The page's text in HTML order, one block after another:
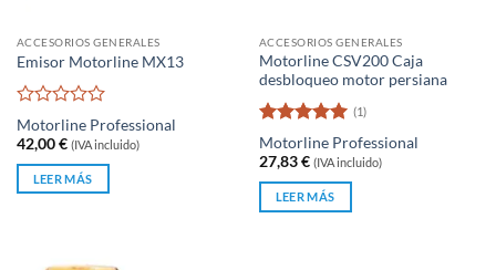
ACCESORIOS GENERALES
Emisor Motorline MX13
Valorado
con
0
5
Motorline Professional
42,00€ (IVA incluido)
LEER MÁS
ACCESORIOS GENERALES
Motorline CSV200 Caja
desbloqueo motor persiana
Valorado
con5 de 5
(1)
Motorline Professional
27,83€ (IVA incluido)
LEER MÁS